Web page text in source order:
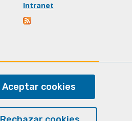
Intranet
Aceptar cookies